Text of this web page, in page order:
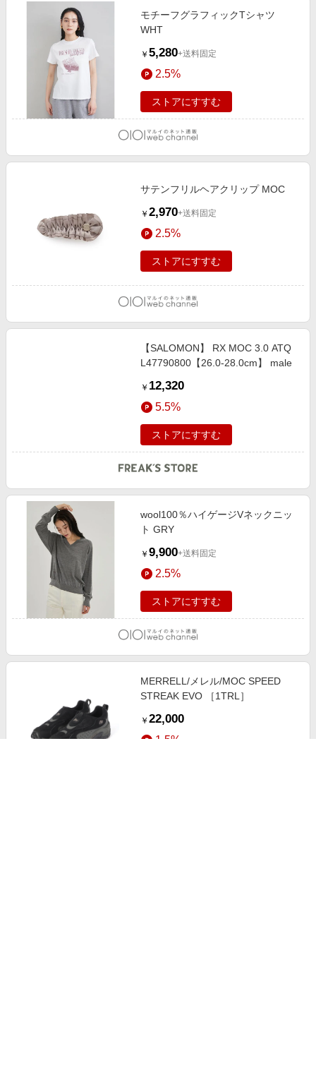
モチーフグラフィックTシャツ
WHT
￥ 5,280+送料固定
2.5%
ストアにすすむ
サテンフリルヘアクリップ MOC
￥ 2,970+送料固定
2.5%
ストアにすすむ
【SALOMON】 RX MOC 3.0 ATQ
L47790800【26.0-28.0cm】 male
￥ 12,320
5.5%
ストアにすすむ
wool100％ハイゲージVネックニッ
ト GRY
￥ 9,900+送料固定
2.5%
ストアにすすむ
MERRELL/メレル/MOC SPEED
STREAK EVO ［1TRL］
￥ 22,000
1.5%